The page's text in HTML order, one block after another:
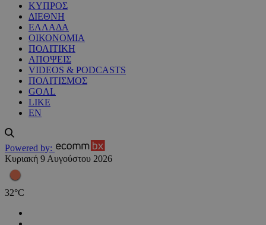
ΚΥΠΡΟΣ
ΔΙΕΘΝΗ
ΕΛΛΑΔΑ
ΟΙΚΟΝΟΜΙΑ
ΠΟΛΙΤΙΚΗ
ΑΠΟΨΕΙΣ
VIDEOS & PODCASTS
ΠΟΛΙΤΙΣΜΟΣ
GOAL
LIKE
EN
Powered by:
Κυριακή 9 Αυγούστου 2026
32°C